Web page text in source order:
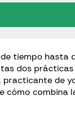
tiempo
dos
practicante de
cómo combina